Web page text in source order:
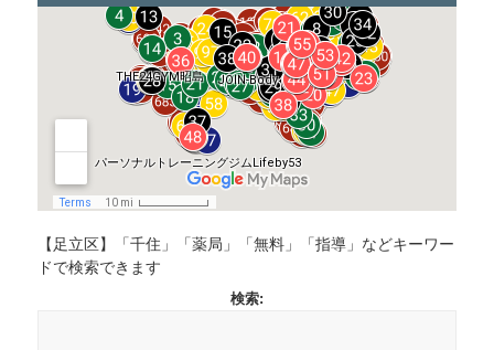
【足立区】「千住」「薬局」「無料」「指導」などキーワー
ドで検索できます
検索: